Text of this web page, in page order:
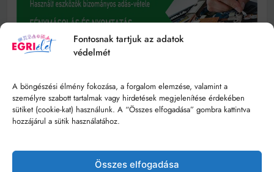
Fontosnak tartjuk az adatok
védelmét
A böngészési élmény fokozása, a forgalom elemzése, valamint a
személyre szabott tartalmak vagy hirdetések megjelenítése érdekében
sütiket (cookie-kat) használunk. A “Összes elfogadása” gombra kattintva
hozzájárul a sütik használatához.
Összes elfogadása